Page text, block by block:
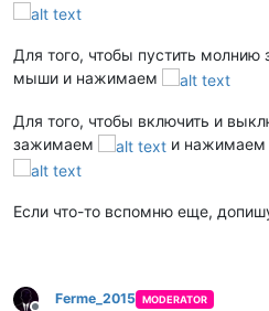
Для того, чтобы пустить
мыши и нажимаем
Для того, чтобы включить и
зажимаем
и нажимаем
Если что-то вспомню еще,
Ferme_2015 MODERATOR